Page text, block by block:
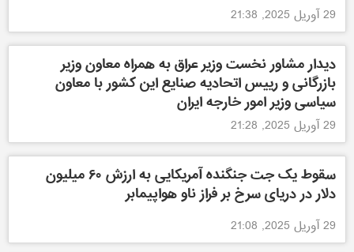
29 آوریل 2025, 21:38
دیدار مشاور نخست وزیر عراق به همراه معاون وزیر
بازرگانی و رییس اتحادیه صنایع این کشور با معاون
سیاسی وزیر امور خارجه ایران
29 آوریل 2025, 21:28
سقوط یک جت جنگنده آمریکایی به ارزش ۶۰ میلیون
دلار در دریای سرخ بر فراز ناو هواپیمابر
29 آوریل 2025, 21:08